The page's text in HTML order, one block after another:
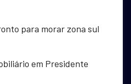
para morar zona sul
em Presidente